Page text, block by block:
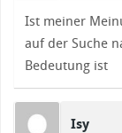
Ist meiner
auf der Suche
Bedeutung ist
Isy